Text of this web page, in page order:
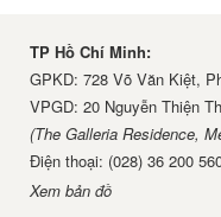
TP Hồ Chí Minh:
GPKD: 728 Võ Văn Kiệt,
VPGD: 20 Nguyễn Thiện
(The Galleria Residence,
Điện thoại: (028) 36 200
Xem bản đồ